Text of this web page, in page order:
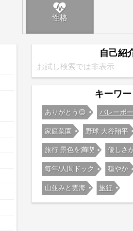
性格
自己紹
お試し検索では非表示
キーワ
ありがとう😊 バレーボ
家庭菜園 野球 大谷翔平
旅行 景色を満喫 優しさ
毎年/人間ドック 穏やか
山並みと雲海 旅行